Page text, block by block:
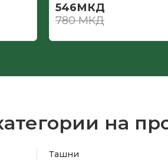
546МКД
780МКД
на
Ташни